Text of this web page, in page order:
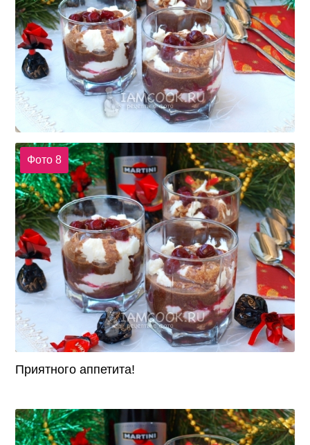
Фото 8
Приятного аппетита!